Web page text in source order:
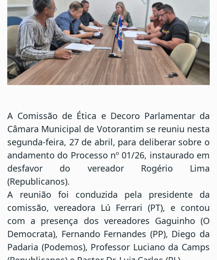
A Comissão de Ética e Decoro Parlamentar da
Câmara Municipal de Votorantim se reuniu nesta
segunda-feira, 27 de abril, para deliberar sobre o
andamento do Processo nº 01/26, instaurado em
desfavor do vereador Rogério Lima
(Republicanos).
A reunião foi conduzida pela presidente da
comissão, vereadora Lú Ferrari (PT), e contou
com a presença dos vereadores Gaguinho (O
Democrata), Fernando Fernandes (PP), Diego da
Padaria (Podemos), Professor Luciano da Camps